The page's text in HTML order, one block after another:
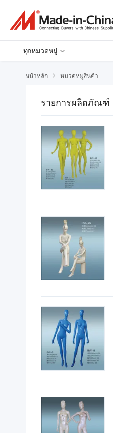
ทุกหมวดหมู่
หน้าหลัก  หมวดหมู่สินค้า
รายการผลิตภัณฑ์